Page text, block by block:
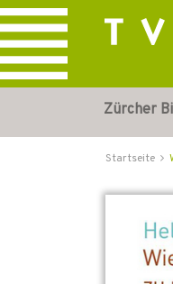
Zürcher
Startseite